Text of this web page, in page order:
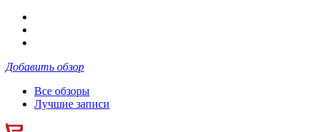
Добавить обзор
Все обзоры
Лучшие записи